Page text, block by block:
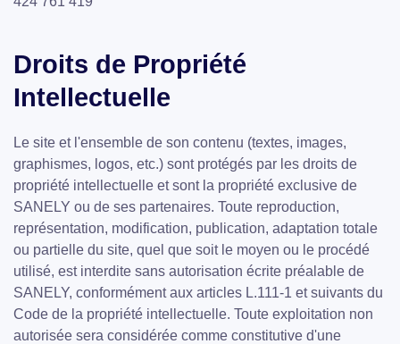
Droits de Propriété
Intellectuelle
Le site et l'ensemble de son contenu (textes, images,
graphismes, logos, etc.) sont protégés par les droits de
propriété intellectuelle et sont la propriété exclusive de
SANELY ou de ses partenaires. Toute reproduction,
représentation, modification, publication, adaptation totale
ou partielle du site, quel que soit le moyen ou le procédé
utilisé, est interdite sans autorisation écrite préalable de
SANELY, conformément aux articles L.111-1 et suivants du
Code de la propriété intellectuelle. Toute exploitation non
autorisée sera considérée comme constitutive d'une